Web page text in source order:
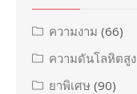
ความงาม (66)
ความดันโลหิตสูง
ยาพิเศษ (90)